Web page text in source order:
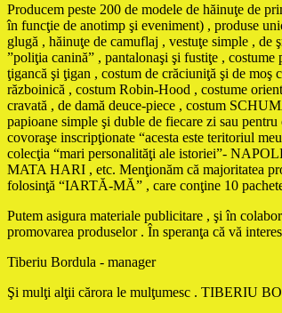
Producem peste 200 de modele de hăinuţe de
în funcţie de anotimp şi eveniment) , produse
glugă , hăinuţe de camuflaj , vestuţe simple , de
”poliţia canină” , pantalonaşi şi fustiţe ,
ţigancă şi ţigan , costum de crăciuniţă şi de
războinică , costum Robin-Hood , costume
cravată , de damă deuce-piece , costum
papioane simple şi duble de fiecare zi sau
covoraşe inscripţionate “acesta este teritoriul
colecţia “mari personalităţi ale istoriei”-
MATA HARI , etc. Menţionăm că majoritatea
folosinţă “IARTĂ-MĂ” , care conţine 10
Putem asigura materiale publicitare , şi în
promovarea produselor . În speranţa că vă
Tiberiu Bordula - manager
Şi mulţi alţii cărora le mulţumesc . TIBERIU